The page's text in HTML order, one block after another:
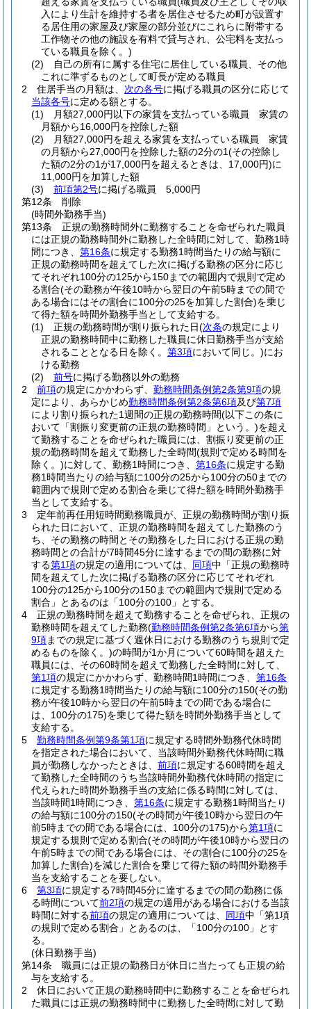
入により生計を維持する者を居住させるため町が設置す
る居住用の家屋及び家屋の部分並びにこれらに附帯する
工作物その他の施設を有料で貸与され、公宅料を支払っ
ている職員を除く。)
(2)
自己の所有に属する住宅に居住している職員、その他
これに準ずるものとして町長が定める職員
2
住居手当の月額は、 次の各号に掲げる職員の区分に応じて
当該各号に定める額とする。
(1)
月額27,000円以下の家賃を支払っている職員 家賃の
月額から16,000円を控除した額
(2)
月額27,000円を超える家賃を支払っている職員 家賃
の月額から27,000円を控除した額の2分の1(その控除し
た額の2分の1が17,000円を超えるときは、17,000円)に
11,000円を加算した額
(3)
前項第2号に掲げる職員 5,000円
第12条
削除
(時間外勤務手当)
第13条
正規の勤務時間外に勤務することを命ぜられた職員
には正規の勤務時間外に勤務した全時間に対して、勤務1時
間につき、 第16条に規定する勤務1時間当たりの給与額に
正規の勤務時間を超えてした次に掲げる勤務の区分に応じ
てそれぞれ100分の125から150までの範囲内で規則で定め
る割合(その勤務が午後10時から翌日の午前5時までの間で
ある場合にはその割合に100分の25を加算した割合)を乗じ
て得た額を時間外勤務手当として支給する。
(1)
正規の勤務時間が割り振られた日(次条の規定により
正規の勤務時間中に勤務した職員に休日勤務手当が支給
されることとなる日を除く。 第3項において同じ。)にお
ける勤務
(2)
前号に掲げる勤務以外の勤務
2
前項の規定にかかわらず、 勤務時間条例第2条第9項の規
定により、あらかじめ勤務時間条例第2条第6項及び第7項
により割り振られた1週間の正規の勤務時間(以下この条に
おいて「割振り変更前の正規の勤務時間」という。)を超え
て勤務することを命ぜられた職員には、割振り変更前の正
規の勤務時間を超えて勤務した全時間(規則で定める時間を
除く。)に対して、勤務1時間につき、 第16条に規定する勤
務1時間当たりの給与額に100分の25から100分の50までの
範囲内で規則で定める割合を乗じて得た額を時間外勤務手
当として支給する。
3
定年前再任用短時間勤務職員が、正規の勤務時間が割り振
られた日において、正規の勤務時間を超えてした勤務のう
ち、その勤務の時間とその勤務をした日における正規の勤
務時間との合計が7時間45分に達するまでの間の勤務に対
する第1項の規定の適用については、 同項中「正規の勤務時
間を超えてした次に掲げる勤務の区分に応じてそれぞれ
100分の125から100分の150までの範囲内で規則で定める
割合」とあるのは「100分の100」とする。
4
正規の勤務時間を超えて勤務することを命ぜられ、正規の
勤務時間を超えてした勤務(勤務時間条例第2条第6項から第
9項までの規定に基づく週休日における勤務のうち規則で定
めるものを除く。)の時間が1か月について60時間を超えた
職員には、その60時間を超えて勤務した全時間に対して、
第1項の規定にかかわらず、勤務時間1時間につき、 第16条
に規定する勤務1時間当たりの給与額に100分の150(その勤
務が午後10時から翌日の午前5時までの間である場合に
は、100分の175)を乗じて得た額を時間外勤務手当として
支給する。
5
勤務時間条例第9条第1項に規定する時間外勤務代休時間
を指定された場合において、当該時間外勤務代休時間に職
員が勤務しなかったときは、 前項に規定する60時間を超え
て勤務した全時間のうち当該時間外勤務代休時間の指定に
代えられた時間外勤務手当の支給に係る時間に対しては、
当該時間1時間につき、 第16条に規定する勤務1時間当たり
の給与額に100分の150(その時間が午後10時から翌日の午
前5時までの間である場合には、100分の175)から第1項に
規定する規則で定める割合(その時間が午後10時から翌日の
午前5時までの間である場合には、その割合に100分の25を
加算した割合)を減じた割合を乗じて得た額の時間外勤務手
当を支給することを要しない。
6
第3項に規定する7時間45分に達するまでの間の勤務に係
る時間について前2項の規定の適用がある場合における当該
時間に対する前項の規定の適用については、 同項中「第1項
の規則で定める割合」とあるのは、「100分の100」とす
る。
(休日勤務手当)
第14条
職員には正規の勤務日が休日に当たっても正規の給
与を支給する。
2
休日において正規の勤務時間中に勤務することを命ぜられ
た職員には正規の勤務時間中に勤務した全時間に対して勤